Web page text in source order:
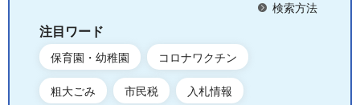
検索方法
注目ワード
保育園・幼稚園 コロナワクチン
粗大ごみ 市民税 入札情報